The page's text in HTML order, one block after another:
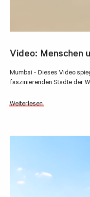
Video: Menschen
Mumbai - Dieses Video
faszinierenden Städte der
Weiterlesen